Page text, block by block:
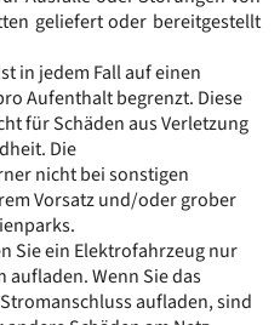
geliefert oder bereitgestellt
in jedem Fall auf einen
Aufenthalt begrenzt. Diese
für Schäden aus Verletzung
Die
nicht bei sonstigen
Vorsatz und/oder grober
Sie ein Elektrofahrzeug nur
Wenn Sie das
aufladen, sind